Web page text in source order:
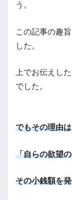
う。
この記事の趣
した。
上でお伝えし
でした。
でもその理由は
「自らの欲望
その小銭額を